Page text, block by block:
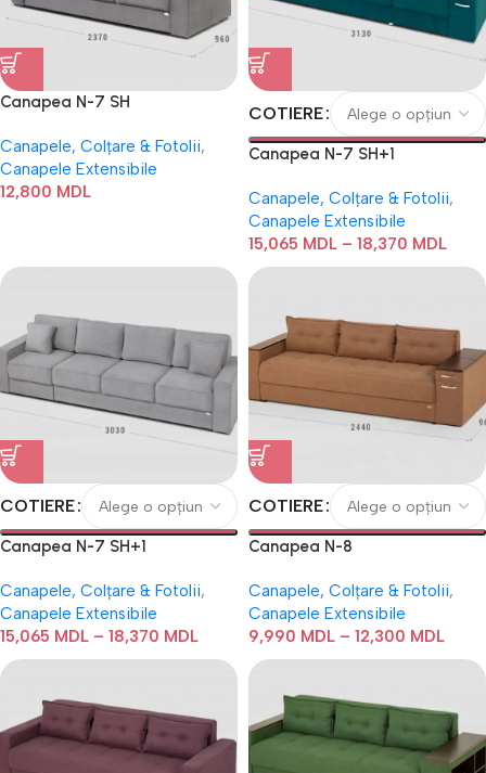
Canapea N-7 SH
Canapele, Colțare & Fotolii,
Canapele Extensibile
12,800 MDL
COTIERE
Canapea N-7 SH+1
Canapele, Colțare & Fotolii,
Canapele Extensibile
15,065 MDL – 18,370 MDL
COTIERE
Canapea N-7 SH+1
Canapele, Colțare & Fotolii,
Canapele Extensibile
15,065 MDL – 18,370 MDL
COTIERE
Canapea N-8
Canapele, Colțare & Fotolii,
Canapele Extensibile
9,990 MDL – 12,300 MDL